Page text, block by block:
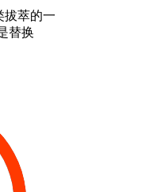
拔萃的一
替换